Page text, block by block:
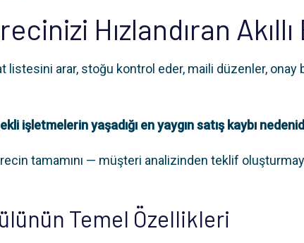
Hızlandıran
listesini arar, stoğu kontrol eder, maili düzenler,
işletmelerin yaşadığı en yaygın satış kaybı
tamamını — müşteri analizinden teklif
Temel Özellikleri